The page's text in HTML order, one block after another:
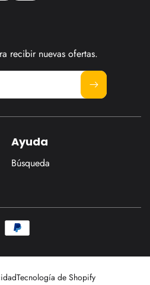
recibir nuevas ofertas.
Ayuda
Búsqueda
Formas
de
Tecnología de Shopify